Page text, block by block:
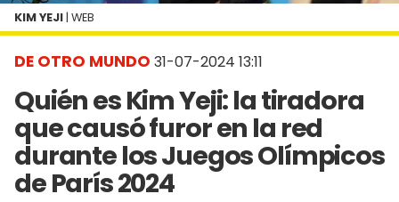
DE OTRO MUNDO 31-07-2024 13:11
Quién es Kim Yeji: la tiradora
que causó furor en la red
durante los Juegos Olímpicos
de París 2024
KIM YEJI | WEB